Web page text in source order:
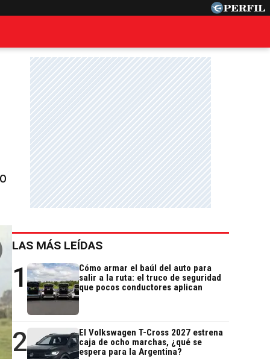
LAS MÁS LEÍDAS
1
Cómo armar el baúl del auto para
salir a la ruta: el truco de seguridad
que pocos conductores aplican
2
El Volkswagen T-Cross 2027 estrena
caja de ocho marchas, ¿qué se
espera para la Argentina?